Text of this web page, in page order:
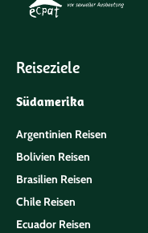
Reiseziele
Südamerika
Argentinien Reisen
Bolivien Reisen
Brasilien Reisen
Chile Reisen
Ecuador Reisen